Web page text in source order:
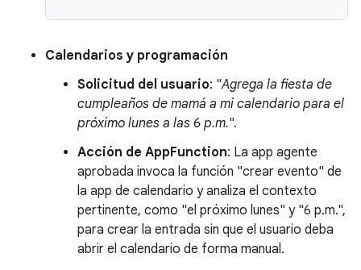
Calendarios y programación
Solicitud del usuario: "Agrega la fiesta de
cumpleaños de mamá a mi calendario para el
próximo lunes a las 6 p.m.".
Acción de AppFunction: La app agente
aprobada invoca la función "crear evento" de
la app de calendario y analiza el contexto
pertinente, como "el próximo lunes" y "6 p.m.",
para crear la entrada sin que el usuario deba
abrir el calendario de forma manual.